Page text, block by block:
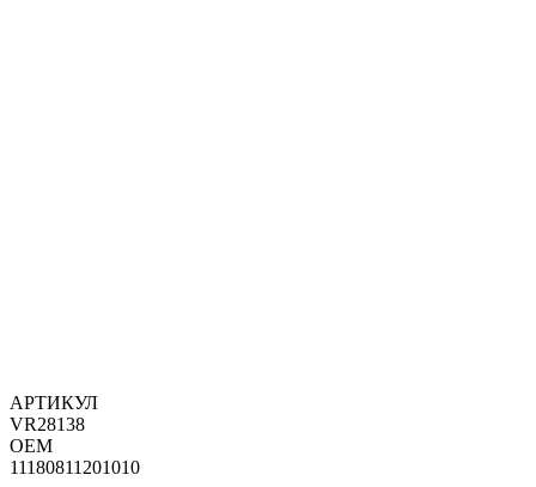
АРТИКУЛ
VR28138
OEM
11180811201010